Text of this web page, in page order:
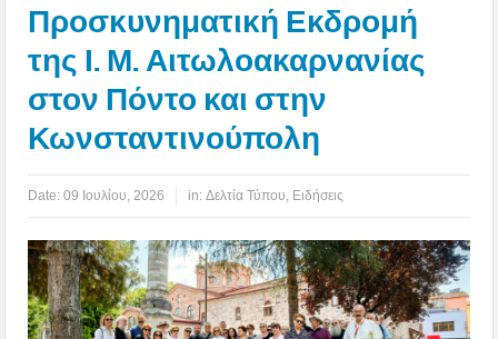
Προσκυνηματική Εκδρομή
της Ι. Μ. Αιτωλοακαρνανίας
στον Πόντο και στην
Κωνσταντινούπολη
Date:09 Ιουλίου, 2026 in:Δελτία Τύπου Ειδήσεις